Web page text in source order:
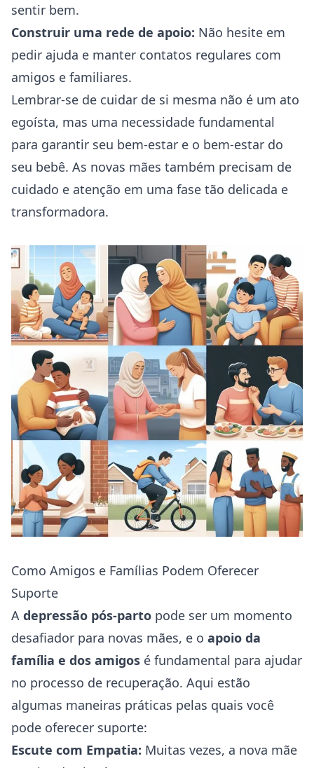
sentir bem.
Construir uma rede de apoio: Não hesite em
pedir ajuda e manter contatos regulares com
amigos e familiares.
Lembrar-se de cuidar de si mesma não é um ato
egoísta, mas uma necessidade fundamental
para garantir seu bem-estar e o bem-estar do
seu bebê. As novas mães também precisam de
cuidado e atenção em uma fase tão delicada e
transformadora.
Como Amigos e Famílias Podem Oferecer
Suporte
A depressão pós-parto pode ser um momento
desafiador para novas mães, e o apoio da
família e dos amigos é fundamental para ajudar
no processo de recuperação. Aqui estão
algumas maneiras práticas pelas quais você
pode oferecer suporte:
Escute com Empatia: Muitas vezes, a nova mãe